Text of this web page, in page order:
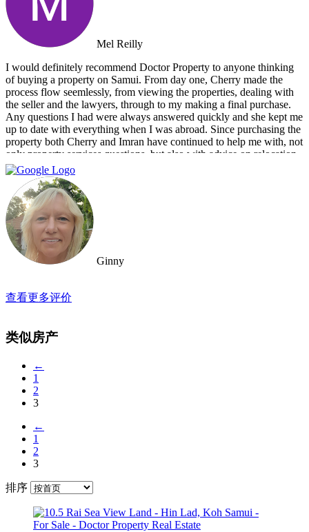
Mel Reilly
I would definitely recommend Doctor Property to anyone thinking
of buying a property on Samui. From day one, Cherry made the
process flow seemlessly, from viewing the properties, dealing with
the seller and the lawyers, through to my making a final purchase.
Any questions I had were always answered quickly and she kept me
up to date with everything when I was abroad. Since purchasing the
property both Cherry and Imran have continued to help me with, not
only property services questions, but also with advice on relocation
information. You always feel welcome and they'll always make time
for you.
Ginny
查看更多评价
类似房产
←
1
2
3
←
1
2
3
排序